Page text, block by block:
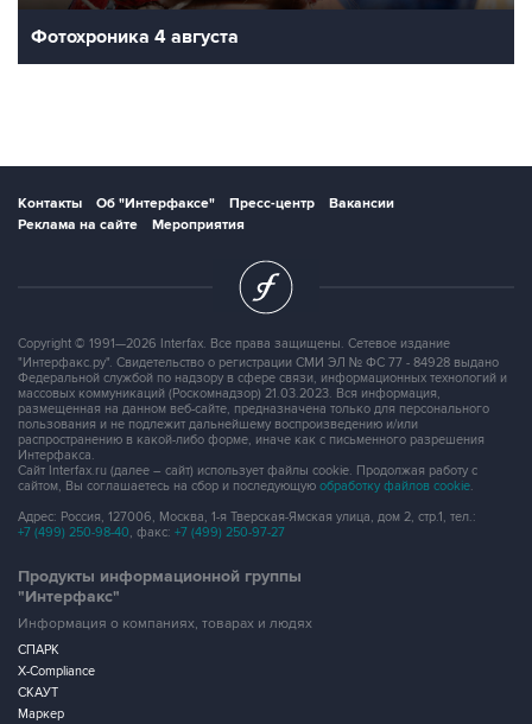
Фотохроника 4 августа
Контакты Об "Интерфаксе" Пресс-центр
Вакансии
Реклама на сайте
Мероприятия
Copyright © 1991—2026 Interfax. Все права защищены. Сетевое издание
"Интерфакс.ру". Свидетельство о регистрации СМИ ЭЛ № ФС 77 - 84928 выдано
Федеральной службой по надзору в сфере связи, информационных технологий и
массовых коммуникаций (Роскомнадзор) 21.03.2023. Вся информация,
размещенная на данном веб-сайте, предназначена только для персонального
пользования и не подлежит дальнейшему воспроизведению и/или
распространению в какой-либо форме, иначе как с письменного разрешения
Интерфакса.
Сайт Interfax.ru (далее – сайт) использует файлы cookie. Продолжая работу с
сайтом, Вы соглашаетесь на сбор и последующую обработку файлов cookie.
Адрес: Россия, 127006, Москва, 1-я Тверская-Ямская улица, дом 2, стр.1, тел.:
+7 (499) 250-98-40, факс: +7 (499) 250-97-27
Продукты информационной группы
"Интерфакс"
Информация о компаниях, товарах и людях
СПАРК
X-Compliance
СКАУТ
Маркер